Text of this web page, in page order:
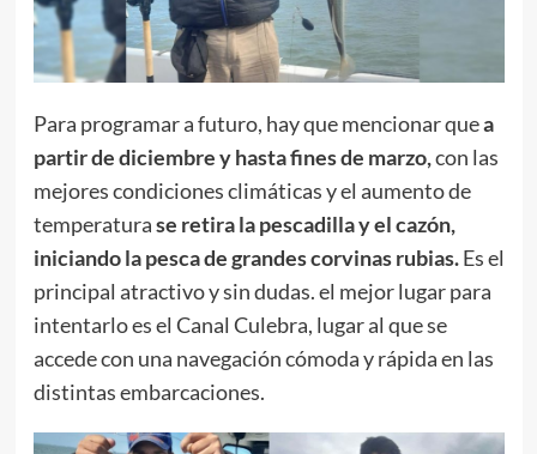
Para programar a futuro, hay que mencionar quea
partir de diciembre y hasta fines de marzo,con las
mejores condiciones climáticas y el aumento de
temperaturase retira la pescadilla y el cazón,
iniciando la pesca de grandes corvinas rubias.Es el
principal atractivo y sin dudas. el mejor lugar para
intentarlo es el Canal Culebra, lugar al que se
accede con una navegación cómoda y rápida en las
distintas embarcaciones.